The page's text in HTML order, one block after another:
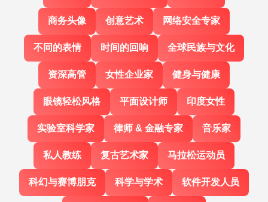
商务头像 创意艺术 网络安全专家
不同的表情 时间的回响 全球民族与文化
资深高管 女性企业家 健身与健康
眼镜轻松风格 平面设计师 印度女性
实验室科学家 律师 & 金融专家 音乐家
私人教练 复古艺术家 马拉松运动员
科幻与赛博朋克 科学与学术 软件开发人员